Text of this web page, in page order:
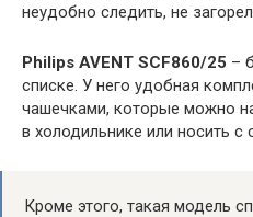
неудобно следить, не
Philips AVENT SCF860/25 –
списке. У него удобная
чашечками, которые можно
в холодильнике или носить с
Кроме этого, такая модель